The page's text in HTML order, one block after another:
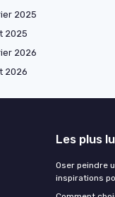
2025
2025
2026
2026
Les plus
Oser peindre
inspirations